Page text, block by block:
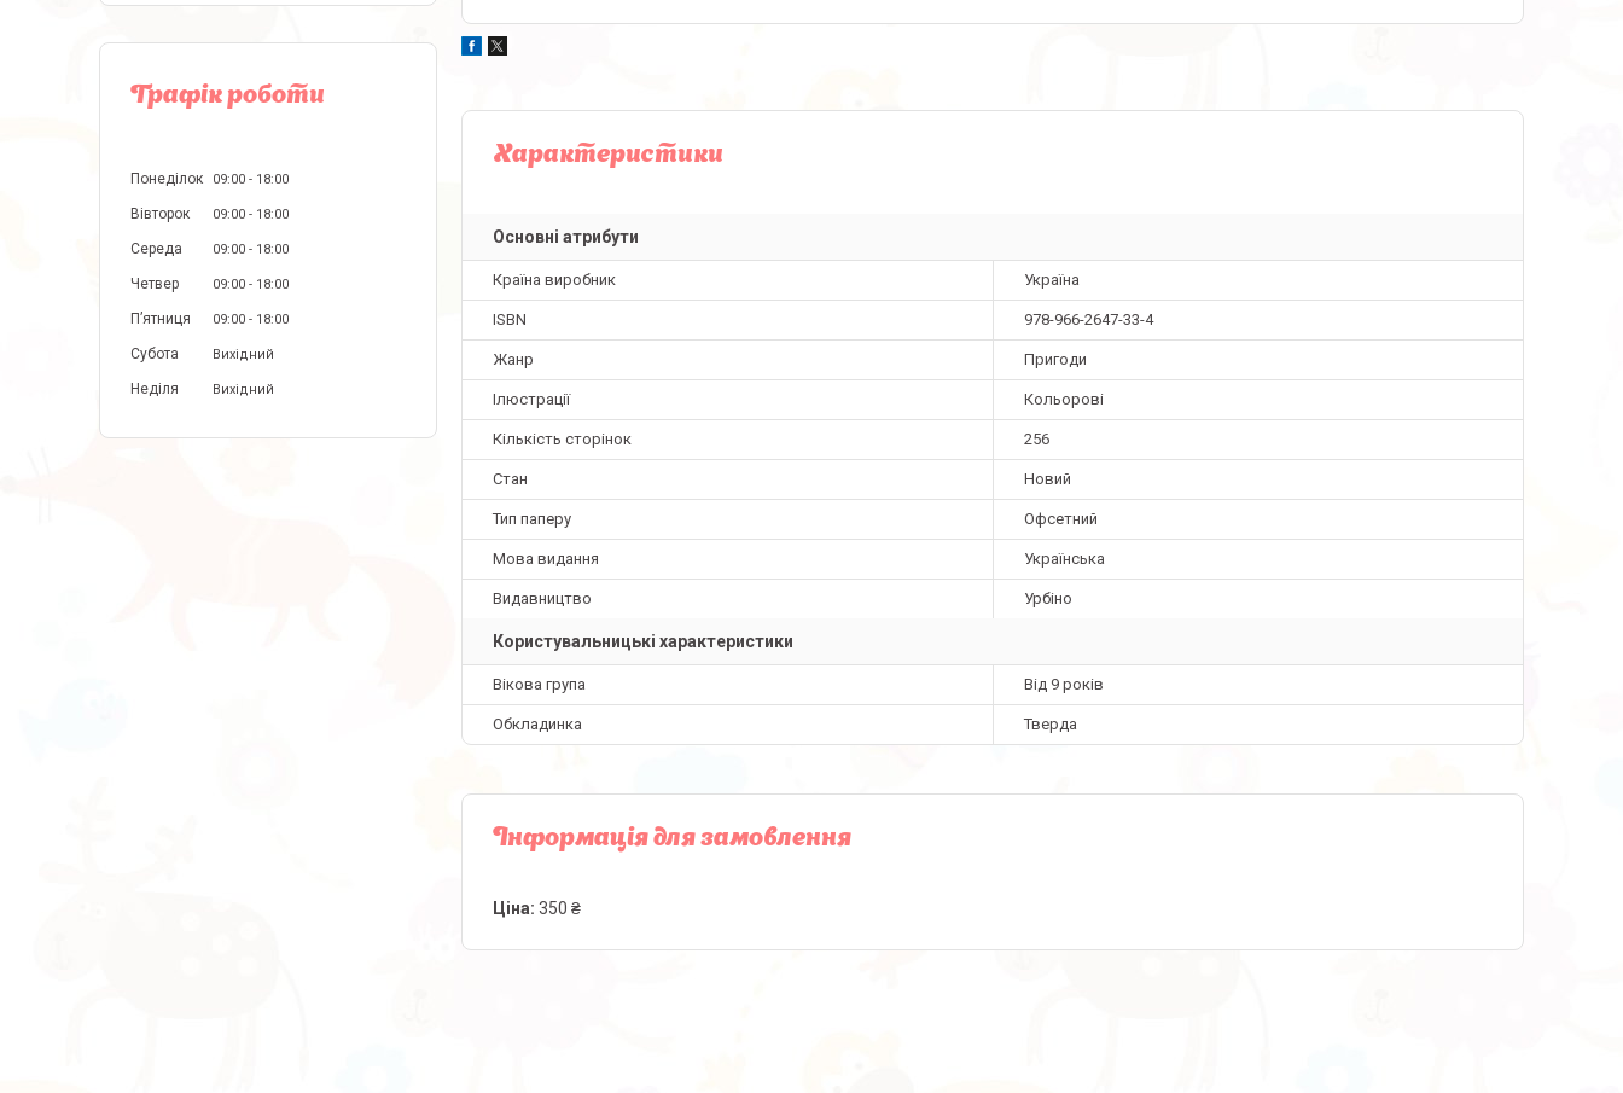
Характеристики
Основні атрибути
Країна виробник Україна
ISBN 978-966-2647-33-4
Жанр Пригоди
Ілюстрації Кольорові
Кількість сторінок 256
Стан Новий
Тип паперу Офсетний
Мова видання Українська
Видавництво Урбіно
Користувальницькі характеристики
Вікова група Від 9 років
Обкладинка Тверда
Інформація для замовлення
Ціна: 350 ₴
Графік роботи
Понеділок 09:00 18:00
Вівторок 09:00 18:00
Середа 09:00 18:00
Четвер 09:00 18:00
Пʼятниця 09:00 18:00
Субота Вихідний
Неділя Вихідний